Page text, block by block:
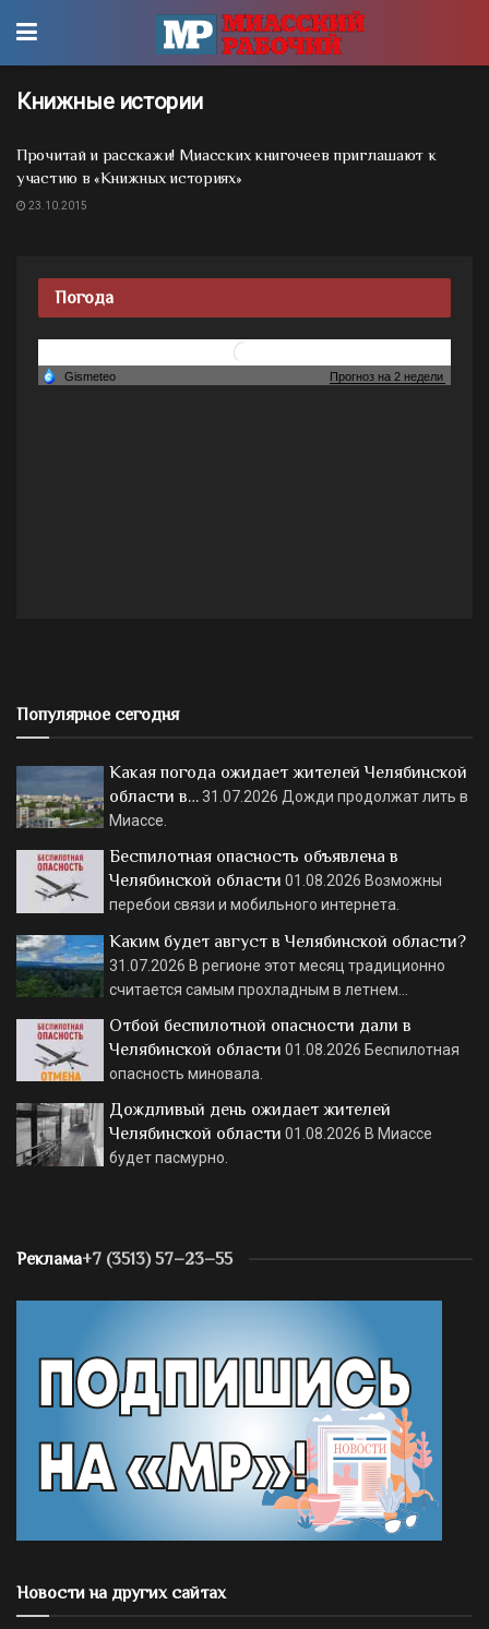
Книжные истории
Прочитай и расскажи! Миасских книгочеев приглашают к
участию в «Книжных историях»
23.10.2015
Погода
Популярное сегодня
Какая погода ожидает жителей Челябинской
области в…31.07.2026 Дожди продолжат лить в
Миассе.
Беспилотная опасность объявлена в
Челябинской области 01.08.2026 Возможны
перебои связи и мобильного интернета.
Каким будет август в Челябинской области?
31.07.2026 В регионе этот месяц традиционно
считается самым прохладным в летнем…
Отбой беспилотной опасности дали в
Челябинской области 01.08.2026 Беспилотная
опасность миновала.
Дождливый день ожидает жителей
Челябинской области 01.08.2026 В Миассе
будет пасмурно.
Реклама+7 (3513) 57–23–55
Новости на других сайтах